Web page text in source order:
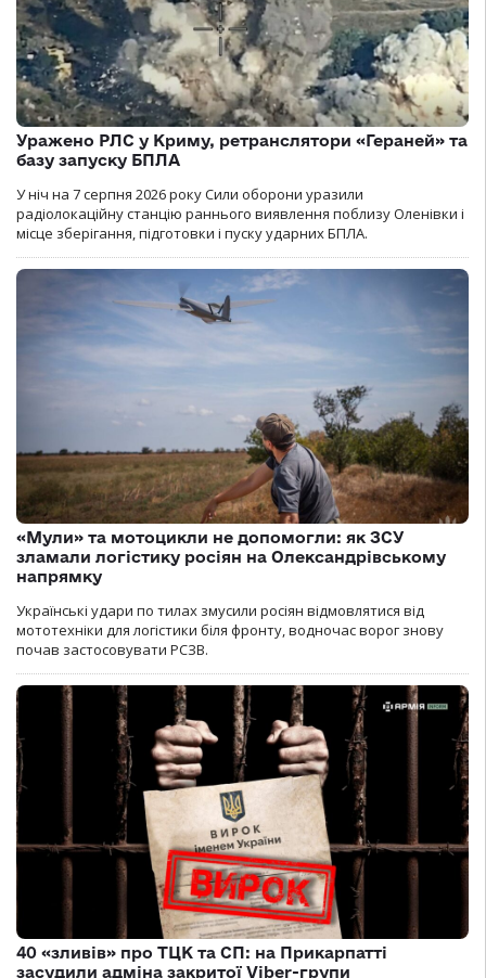
Уражено РЛС у Криму, ретранслятори «Гераней» та
базу запуску БПЛА
У ніч на 7 серпня 2026 року Сили оборони уразили
радіолокаційну станцію раннього виявлення поблизу Оленівки і
місце зберігання, підготовки і пуску ударних БПЛА.
«Мули» та мотоцикли не допомогли: як ЗСУ
зламали логістику росіян на Олександрівському
напрямку
Українські удари по тилах змусили росіян відмовлятися від
мототехніки для логістики біля фронту, водночас ворог знову
почав застосовувати РСЗВ.
40 «зливів» про ТЦК та СП: на Прикарпатті
засудили адміна закритої Viber-групи